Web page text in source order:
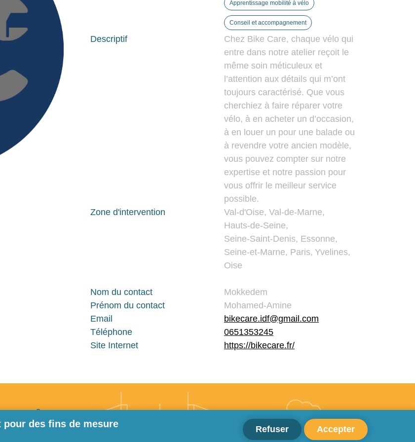
Apprentissage mobilité à vélo
Conseil et accompagnement
Descriptif
Chez Bike Care, chaque vélo qui
entre dans notre atelier reçoit le
même soin méticuleux et
l’attention aux détails qui m’ont
toujours caractérisé. Que vous
cherchiez à faire réparer votre
vélo, à en acheter un d’occasion,
à en louer un pour une balade ou
à revendre votre ancien modèle,
vous pouvez compter sur notre
expertise et notre passion pour
vous offrir le meilleur service
possible.
Zone d'intervention
Val-d'Oise, Val-de-Marne,
Hauts-de-Seine,
Seine-Saint-Denis, Essonne,
Seine-et-Marne, Paris, Yvelines,
Oise
Nom du contact
Mokkedem
Prénom du contact
Mohamed-Amine
Email
bikecare.idf@gmail.com
Téléphone
0651353245
Site Internet
https://bikecare.fr/
page
nous ?
des fins de mesure
Accepter
Refuser